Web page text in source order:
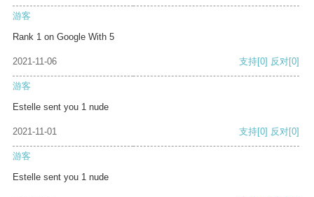
游客
Rank 1 on Google With 5
2021-11-06 支持[0] 反对[0]
游客
Estelle sent you 1 nude
2021-11-01 支持[0] 反对[0]
游客
Estelle sent you 1 nude